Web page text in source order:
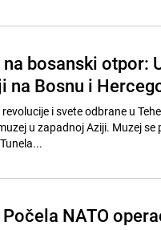
bosanski otpor:
na Bosnu i
i svete odbrane u
u zapadnoj Aziji. Muzej
NATO